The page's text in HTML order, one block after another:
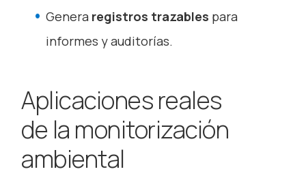
Genera registros trazables para
informes y auditorías.
Aplicaciones reales
de la monitorización
ambiental